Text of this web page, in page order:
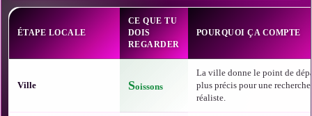
ÉTAPE LOCALE
CE QUE TU
DOIS
REGARDER
POURQUOI ÇA COMPTE
Ville Soissons
La ville donne le point de
plus précis pour une
réaliste.